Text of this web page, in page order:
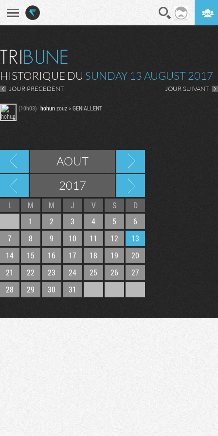
HISTORIQUE DU SUNDAY 13 AUGUST 2017
JOUR PRECEDENT JOUR SUIVANT
(10h03) hohunzouz > GENIALLENT
AOUT
2017
L M M J V S
D
1
2 3 4 5
6
7
8 9 10 11 12
13
14
15 16 17 18 19
20
21
22 23 24 25 26
27
28
29 30 31